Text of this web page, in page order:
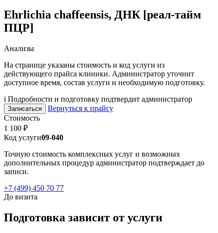
Ehrlichia chaffeensis, ДНК [реал-тайм
ПЦР]
Анализы
На странице указаны стоимость и код услуги из
действующего прайса клиники. Администратор уточнит
доступное время, состав услуги и необходимую подготовку.
i Подробности и подготовку подтвердит администратор
Записаться
Вернуться к прайсу
Стоимость
1 100 ₽
Код услуги09-040
Точную стоимость комплексных услуг и возможных
дополнительных процедур администратор подтверждает до
записи.
+7 (499) 450 70 77
До визита
Подготовка зависит от услуги